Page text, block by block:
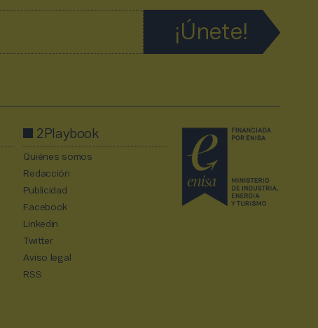
2Playbook
Quiénes somos
Redacción
Publicidad
Facebook
Linkedin
Twitter
Aviso legal
RSS